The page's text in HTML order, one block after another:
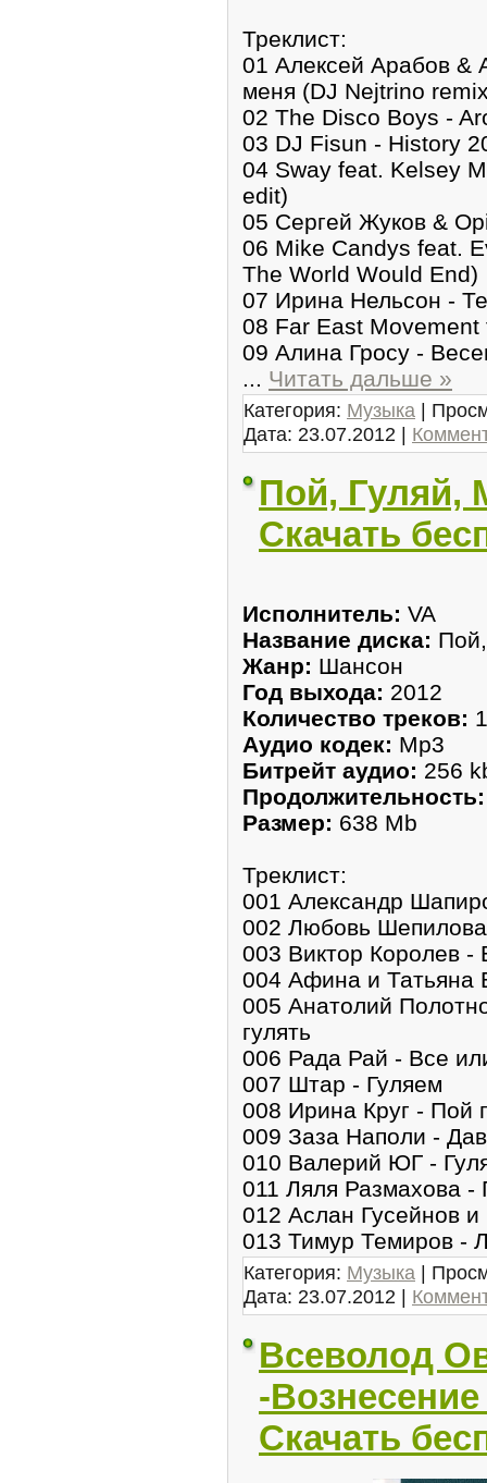
Треклист:
01 Алексей Арабов &
меня (DJ Nejtrino
02 The Disco Boys -
03 DJ Fisun - History
04 Sway feat. Kelsey
edit)
05 Сергей Жуков &
06 Mike Candys feat.
The World Would End)
07 Ирина Нельсон -
08 Far East
09 Алина Гросу -
... Читать дальше »
Категория: Музыка |
Дата: 23.07.2012 |
Пой, Гуляй,
Скачать
Исполнитель: VA
Название диска:
Жанр: Шансон
Год выхода: 2012
Количество треков:
Аудио кодек: Mp3
Битрейт аудио: 256
Продолжительность:
Размер: 638 Mb
Треклист:
001 Александр
002 Любовь
003 Виктор Королев -
004 Афина и Татьяна
005 Анатолий
гулять
006 Рада Рай - Все
007 Штар - Гуляем
008 Ирина Круг - Пой
009 Заза Наполи -
010 Валерий ЮГ -
011 Ляля Размахова -
012 Аслан Гусейнов
013 Тимур Темиров -
Категория: Музыка |
Дата: 23.07.2012 |
Всеволод
-
Скачать